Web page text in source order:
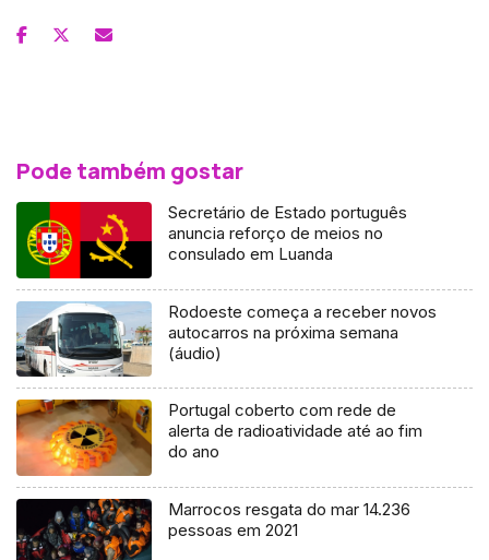
Pode também gostar
Secretário de Estado português
anuncia reforço de meios no
consulado em Luanda
Rodoeste começa a receber novos
autocarros na próxima semana
(áudio)
Portugal coberto com rede de
alerta de radioatividade até ao fim
do ano
Marrocos resgata do mar 14.236
pessoas em 2021